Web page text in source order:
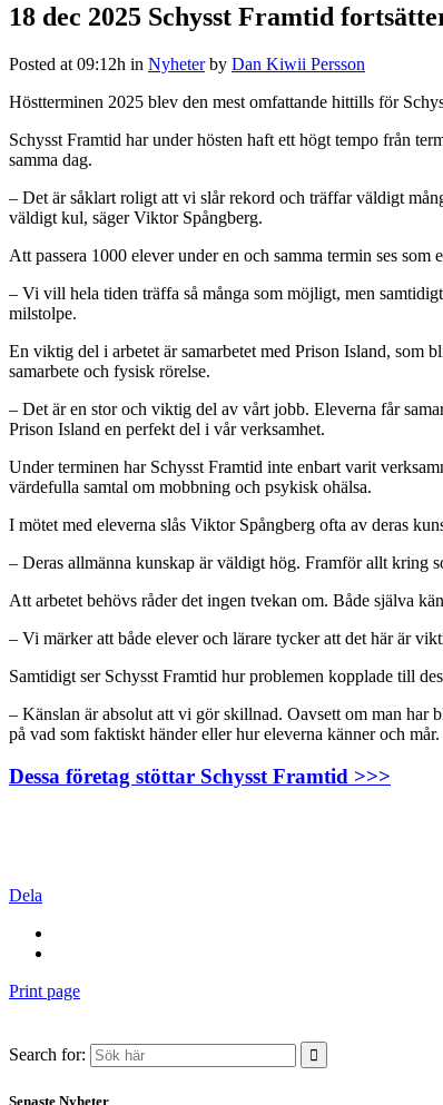
18 dec 2025 Schysst Framtid
Posted at 09:12h in Nyheter by Dan Kiwii Persson
Höstterminen 2025 blev den mest omfattande hittills för
Schysst Framtid har under hösten haft ett högt tempo från
samma dag.
– Det är såklart roligt att vi slår rekord och träffar väldigt
väldigt kul, säger Viktor Spångberg.
Att passera 1000 elever under en och samma termin ses
– Vi vill hela tiden träffa så många som möjligt, men
milstolpe.
En viktig del i arbetet är samarbetet med Prison Island, som
samarbete och fysisk rörelse.
– Det är en stor och viktig del av vårt jobb. Eleverna får
Prison Island en perfekt del i vår verksamhet.
Under terminen har Schysst Framtid inte enbart varit
värdefulla samtal om mobbning och psykisk ohälsa.
I mötet med eleverna slås Viktor Spångberg ofta av deras
– Deras allmänna kunskap är väldigt hög. Framför allt kring
Att arbetet behövs råder det ingen tvekan om. Både själva
– Vi märker att både elever och lärare tycker att det här är
Samtidigt ser Schysst Framtid hur problemen kopplade till
– Känslan är absolut att vi gör skillnad. Oavsett om man har
på vad som faktiskt händer eller hur eleverna känner och mår.
Dessa företag stöttar Schysst Framtid >>>
Dela
Print page
Search for:
Senaste Nyheter